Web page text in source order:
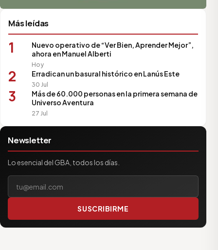
Más leídas
1
Nuevo operativo de “Ver Bien, Aprender Mejor”,
ahora en Manuel Alberti
Hoy
2 Erradican un basural histórico en Lanús Este
30 Jul
3
Más de 60.000 personas en la primera semana de
Universo Aventura
27 Jul
Newsletter
Lo esencial del GBA, todos los días.
Tu correo electrónico
SUSCRIBIRME